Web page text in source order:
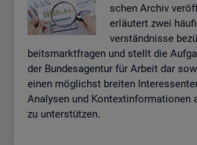
schen Ar­chiv
er­läu­tert zwei
ver­ständ­nis­se
beits­markt­fra­gen und stellt die
der Bun­des­agen­tur für Ar­beit dar
einen mög­lichst brei­ten
Ana­ly­sen und Kon­text­in­for­ma­tio­nen
zu un­ter­stüt­zen.